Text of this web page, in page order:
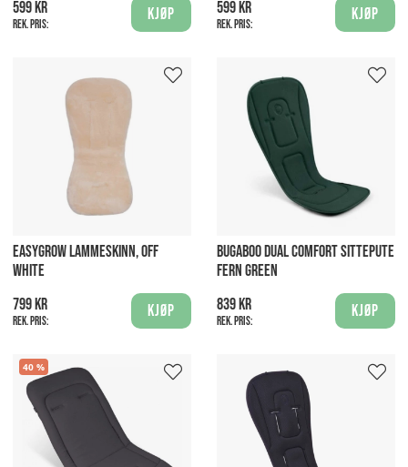
599 kr
Rek. pris:
Kjøp
599 kr
Rek. pris:
Kjøp
EASYGROW LAMMESKINN, OFF
WHITE
799 kr
Rek. pris:
Kjøp
BUGABOO DUAL COMFORT SITTEPUTE
FERN GREEN
839 kr
Rek. pris:
Kjøp
40